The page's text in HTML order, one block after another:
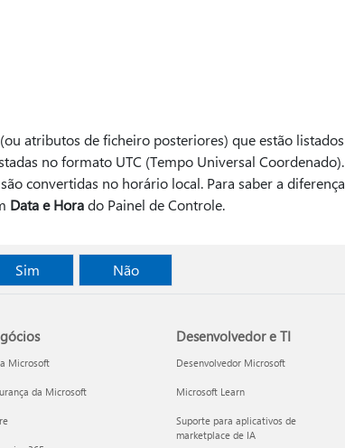
atributos de ficheiro posteriores) que estão listados
no formato UTC (Tempo Universal Coordenado).
convertidas no horário local. Para saber a diferença
Data e Horado Painel de Controle.
Sim Não
Microsoft
da Microsoft
Desenvolvedor e TI
Desenvolvedor Microsoft
Microsoft Learn
Suporte para aplicativos de
marketplace de IA